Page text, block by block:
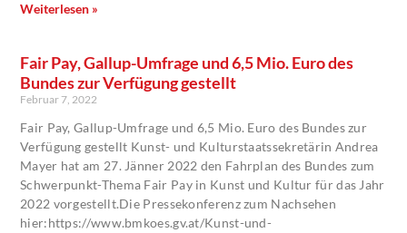
Weiterlesen »
Fair Pay, Gallup-Umfrage und 6,5 Mio. Euro des
Bundes zur Verfügung gestellt
Februar 7, 2022
Fair Pay, Gallup-Umfrage und 6,5 Mio. Euro des Bundes zur
Verfügung gestellt Kunst- und Kulturstaatssekretärin Andrea
Mayer hat am 27. Jänner 2022 den Fahrplan des Bundes zum
Schwerpunkt-Thema Fair Pay in Kunst und Kultur für das Jahr
2022 vorgestellt.Die Pressekonferenz zum Nachsehen
hier:https://www.bmkoes.gv.at/Kunst-und-